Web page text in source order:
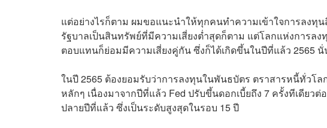
แต่อย่างไรก็ตาม ผมขอแนะนำให้ทุกคนทำความเข้าใจการลง
รัฐบาลเป็นสินทรัพย์ที่มีความเสี่ยงต่ำสุดก็ตาม แต่โลกแห่งการ
ตอบแทนก็ย่อมมีความเสี่ยงคู่กัน ซึ่งก็ได้เกิดขึ้นในปีที่แล้ว 2565 นั่
ในปี 2565 ต้องยอมรับว่าการลงทุนในพันธบัตร ตราสารหนี้ทั่วโ
หลักๆ เนื่องมาจากปีที่แล้ว Fed ปรับขึ้นดอกเบี้ยถึง 7 ครั้งทีเดียวต่
ปลายปีที่แล้ว ซึ่งเป็นระดับสูงสุดในรอบ 15 ปี